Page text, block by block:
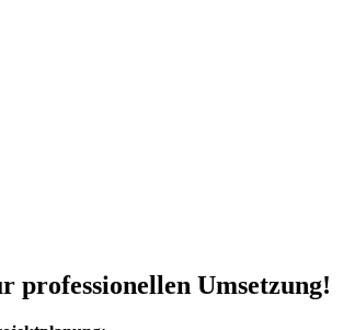
professionellen Umsetzung!